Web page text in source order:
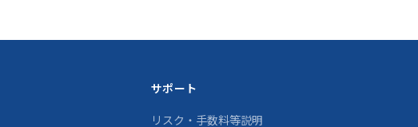
サポート
リスク・手数料等説明